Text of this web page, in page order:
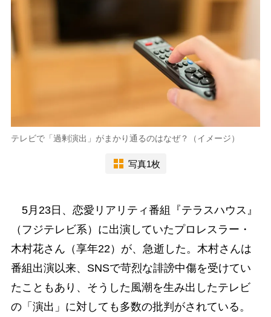
テレビで「過剰演出」がまかり通るのはなぜ？（イメージ）
写真1枚
5月23日、恋愛リアリティ番組『テラスハウス』
（フジテレビ系）に出演していたプロレスラー・
木村花さん（享年22）が、急逝した。木村さんは
番組出演以来、SNSで苛烈な誹謗中傷を受けてい
たこともあり、そうした風潮を生み出したテレビ
の「演出」に対しても多数の批判がされている。